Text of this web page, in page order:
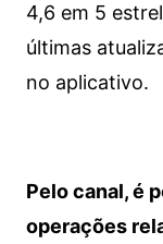
4,6 em 5
últimas
no aplicativo.
Pelo canal, é
operações